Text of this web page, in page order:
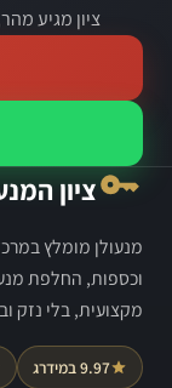
ציון מגיע
ציון
מנעולן מומלץ
וכספות, החלפת
מקצועית, בלי נזק
9.97 במידרג